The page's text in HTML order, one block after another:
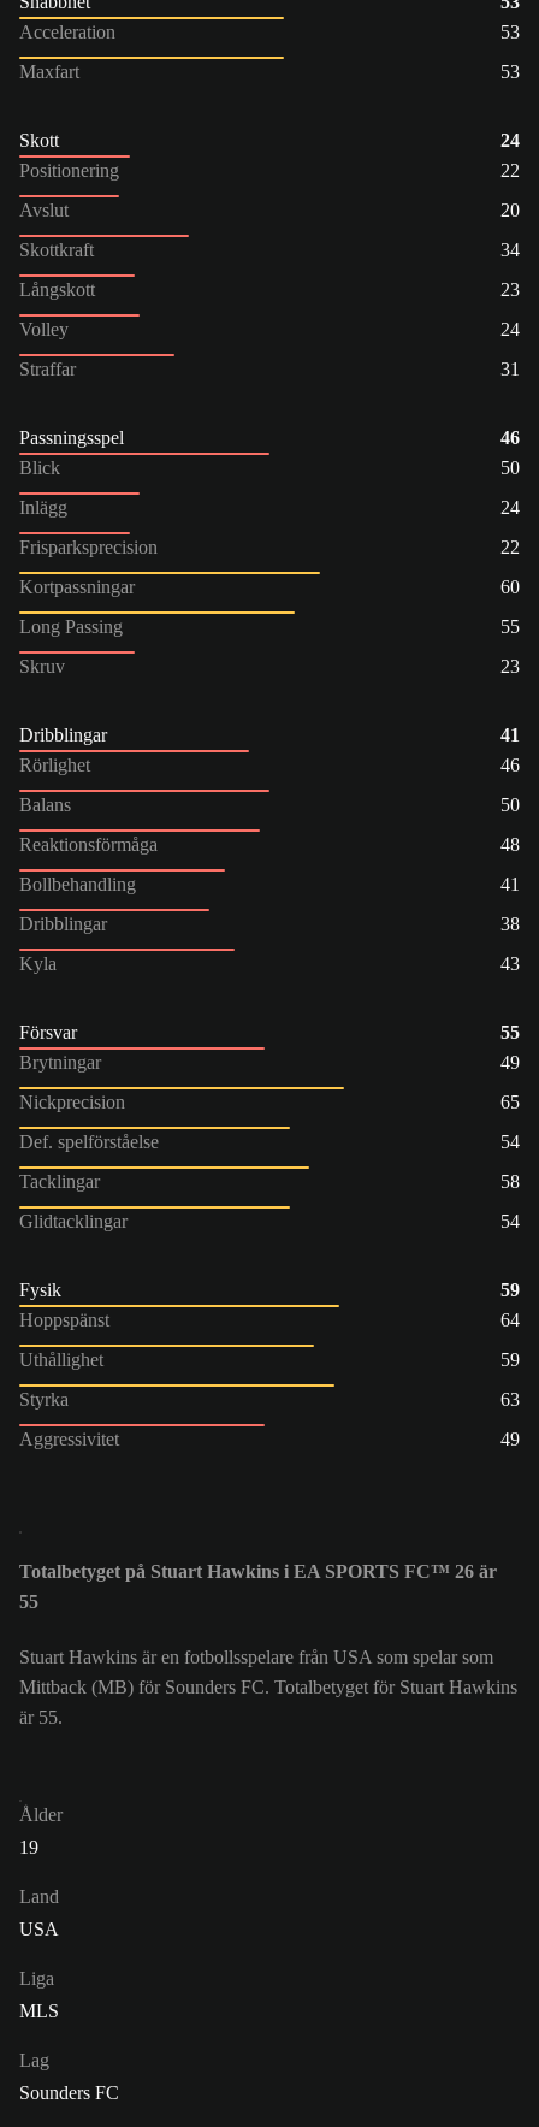
Acceleration
53
Maxfart
53
Skott
24
Positionering
22
Avslut
20
Skottkraft
34
Långskott
23
Volley
24
Straffar
31
Passningsspel
46
Blick
50
Inlägg
24
Frisparksprecision
22
Kortpassningar
60
Long Passing
55
Skruv
23
Dribblingar
41
Rörlighet
46
Balans
50
Reaktionsförmåga
48
Bollbehandling
41
Dribblingar
38
Kyla
43
Försvar
55
Brytningar
49
Nickprecision
65
Def. spelförståelse
54
Tacklingar
58
Glidtacklingar
54
Fysik
59
Hoppspänst
64
Uthållighet
59
Styrka
63
Aggressivitet
49
Totalbetyget på Stuart Hawkins i EA SPORTS FC™ 26 är
55
Stuart Hawkins är en fotbollsspelare från USA som spelar som
Mittback (MB) för Sounders FC. Totalbetyget för Stuart Hawkins
är 55.
Ålder
19
Land
USA
Liga
MLS
Lag
Sounders FC